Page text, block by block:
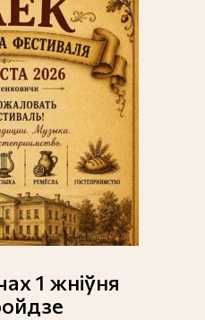
1 жніўня